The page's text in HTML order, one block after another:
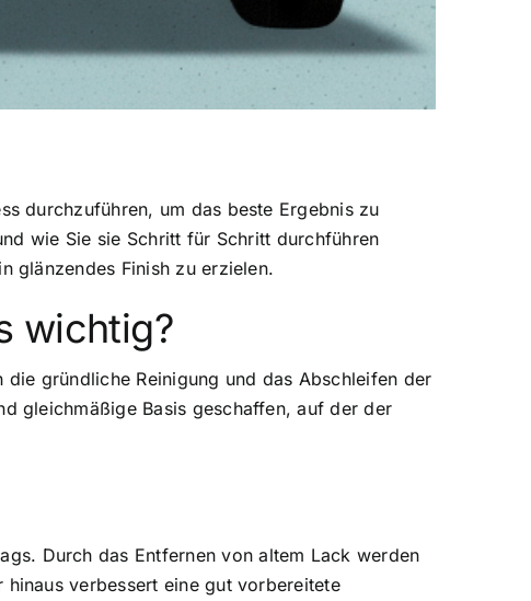
durchzuführen, um das beste Ergebnis zu
wie Sie sie Schritt für Schritt durchführen
glänzendes Finish zu erzielen.
wichtig?
gründliche Reinigung und das Abschleifen der
gleichmäßige Basis geschaffen, auf der der
Durch das Entfernen von altem Lack werden
verbessert eine gut vorbereitete